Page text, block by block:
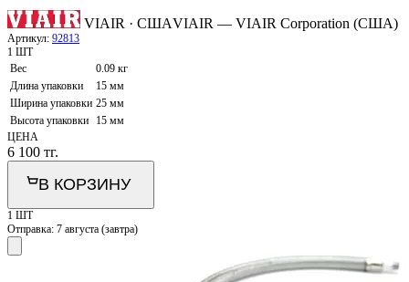
VIAIR · СШАVIAIR — VIAIR Corporation (США)
Артикул: 92813
1 ШТ
Вес
0.09 кг
Длина упаковки
15 мм
Ширина упаковки 25 мм
Высота упаковки
15 мм
ЦЕНА
6 100 тг.
В КОРЗИНУ
1 ШТ
Отправка: 7 августа (завтра)